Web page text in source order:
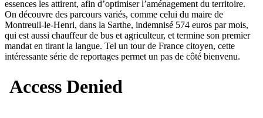
essences les attirent, afin d’optimiser l’aménagement du territoire.
On découvre des parcours variés, comme celui du maire de
Montreuil-le-Henri, dans la Sarthe, indemnisé 574 euros par mois,
qui est aussi chauffeur de bus et agriculteur, et termine son premier
mandat en tirant la langue. Tel un tour de France citoyen, cette
intéressante série de reportages permet un pas de côté bienvenu.